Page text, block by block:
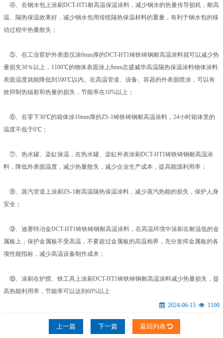
④、在钢水包上涂刷DCT-HT1耐高温保温涂料，减少钢水的热量传导损耗，耐高
温、隔热保温效果好，减少钢水包用传统隔热保温材料的重量，有利于钢水包的移
动过程中热量散失；
⑤、在工业窑炉外表面仅涂6mm厚的DCT-HT1铸铁铸钢耐高温涂料就可以减少热
量损失30％以上，1100℃的物体表面涂上8mm志盛威华高温隔热保温涂料物体涂料
表面温度就能降低到100℃以内。在高温管道、设备、容器的外表面喷涂，可以有
效抑制热辐射和热量的损失，节能率在10%以上；
⑥、在零下30℃的箱体涂10mm厚的ZS-1铸铁铸钢耐高温涂料，24小时箱体里的
温度不低于0℃；
⑦、热水罐、染缸保温，在热水罐、染缸外表涂刷DCT-HT1铸铁铸钢耐高温涂
料，降低外表面温度，减少热量散失，减少企业生产成本，提高能源利用率；
⑧、蒸汽管道上涂刷ZS-1耐高温隔热保温涂料，减少蒸汽热能的损失，保护人身
安全；
⑨、迪赛特冶金DCT-HT1铸铁铸钢耐高温涂料，在高温环境中涂刷在耐温低的金
属板上，保护金属板不受高温，不要超过金属板的高温相界，充分发挥金属板的各
项性能指标，减少高温设备制作成本；
⑩、涂刷在炉膛、铁工具上涂刷DCT-HT1铸铁铸钢耐高温涂料减少热量损失，提
高热能利用率，节能率可以达到60%以上
2024-06-15
1100
上一篇 下一篇 返回列表